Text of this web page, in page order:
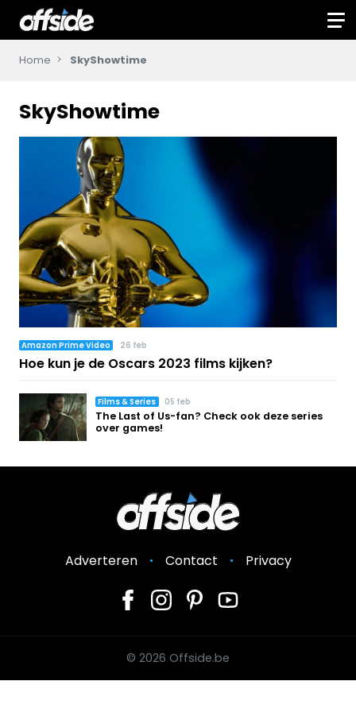
Home SkyShowtime
SkyShowtime
Amazon Prime Video 26 feb
Hoe kun je de Oscars 2023 films kijken?
Films & Series 05 feb
The Last of Us-fan? Check ook deze series
over games!
Adverteren Contact Privacy
© 2026 Offside.be